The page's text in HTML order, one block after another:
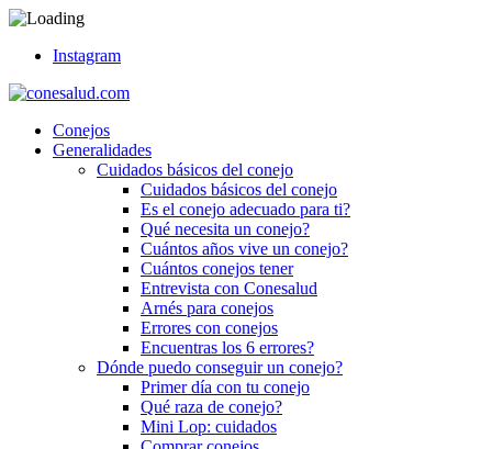
Instagram
Conejos
Generalidades
Cuidados básicos del conejo
Cuidados básicos del conejo
Es el conejo adecuado para ti?
Qué necesita un conejo?
Cuántos años vive un conejo?
Cuántos conejos tener
Entrevista con Conesalud
Arnés para conejos
Errores con conejos
Encuentras los 6 errores?
Dónde puedo conseguir un conejo?
Primer día con tu conejo
Qué raza de conejo?
Mini Lop: cuidados